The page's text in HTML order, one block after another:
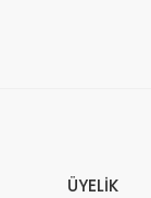
ÜYELİK